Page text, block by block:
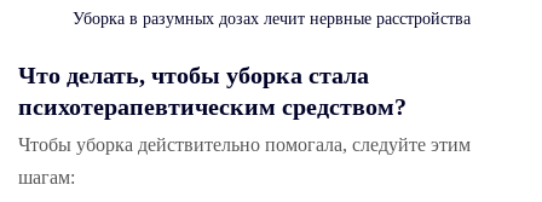
Уборка в разумных дозах лечит нервные расстройства
Что делать, чтобы уборка стала
психотерапевтическим средством?
Чтобы уборка действительно помогала, следуйте этим
шагам: